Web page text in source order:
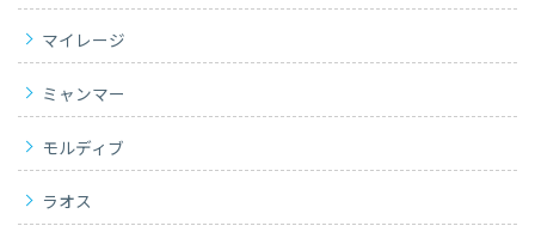
マイレージ
ミャンマー
モルディブ
ラオス